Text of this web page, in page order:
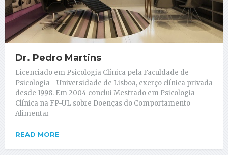
Dr. Pedro Martins
Licenciado em Psicologia Clínica pela Faculdade de
Psicologia - Universidade de Lisboa, exerço clínica privada
desde 1998. Em 2004 conclui Mestrado em Psicologia
Clínica na FP-UL sobre Doenças do Comportamento
Alimentar
READ MORE